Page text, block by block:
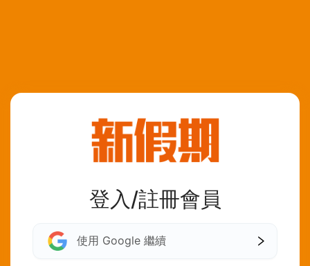
登入/註冊會員
使用 Google 繼續